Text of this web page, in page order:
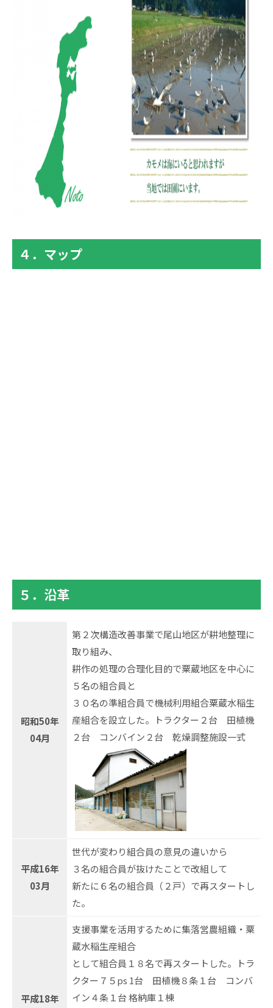
４．マップ
５．沿革
昭和50年
04月
第２次構造改善事業で尾山地区が耕地整理に
取り組み、
耕作の処理の合理化目的で粟蔵地区を中心に
５名の組合員と
３０名の準組合員で機械利用組合粟蔵水稲生
産組合を設立した。トラクター２台 田植機
２台 コンバイン２台 乾燥調整施設一式
平成16年
03月
世代が変わり組合員の意見の違いから
３名の組合員が抜けたことで改組して
新たに６名の組合員（２戸）で再スタートし
た。
平成18年
支援事業を活用するために集落営農組織・粟
蔵水稲生産組合
として組合員１８名で再スタートした。トラ
クター７５ps 1台 田植機８条１台 コンバ
イン４条１台 格納庫１棟